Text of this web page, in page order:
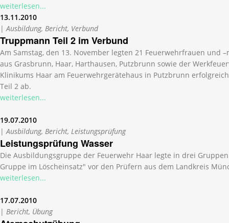
weiterlesen...
13.11.2010
| Ausbildung, Bericht, Verbund
Truppmann Teil 2 im Verbund
Am Samstag, den 13. November legten 21 Feuerwehrfrauen und
aus Grasbrunn, Haar, Harthausen, Putzbrunn sowie der
Klinikums Haar am Feuerwehrgerätehaus in Putzbrunn
Teil 2 ab.
weiterlesen...
19.07.2010
| Ausbildung, Bericht, Leistungsprüfung
Leistungsprüfung Wasser
Die Ausbildungsgruppe der Feuerwehr Haar legte in drei
Gruppe im Löscheinsatz" vor den Prüfern aus dem Landkreis
weiterlesen...
17.07.2010
| Bericht, Übung